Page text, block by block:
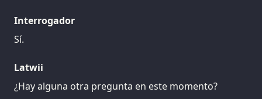
Interrogador
Sí.
Latwii
¿Hay alguna otra pregunta en este momento?